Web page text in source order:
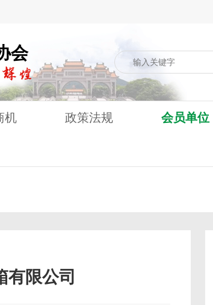
会
机 政策法规 会员单位
限公司